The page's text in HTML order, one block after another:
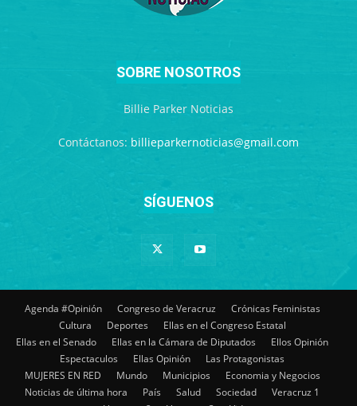
SOBRE NOSOTROS
Billie Parker Noticias
Contáctanos: billieparkernoticias@gmail.com
SÍGUENOS
Agenda #Opinión Congreso de Veracruz
Crónicas Feministas
Cultura
Deportes
Ellas en el Congreso Estatal
Ellas en el Senado
Ellas en la Cámara de Diputados
Ellos Opinión
Espectaculos
Ellas Opinión
Las Protagonistas
MUJERES EN RED
Mundo Municipios
Economia y Negocios
Noticias de última hora
País Salud Sociedad
Veracruz 1